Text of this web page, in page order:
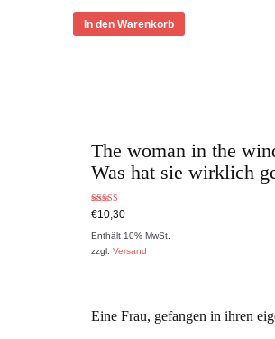
In den Warenkorb
The woman in the
Was hat sie wirklich
Bewerte
t mit
von 5
€10,30
Enthält 10% MwSt.
zzgl. Versand
Eine Frau, gefangen in ihren